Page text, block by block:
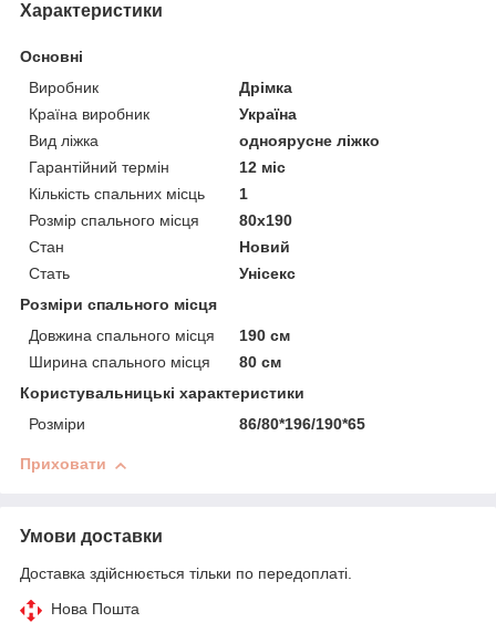
Характеристики
Основні
Виробник
Дрімка
Країна виробник
Україна
Вид ліжка
одноярусне ліжко
Гарантійний термін
12 міс
Кількість спальних місць
1
Розмір спального місця
80х190
Стан
Новий
Стать
Унісекс
Розміри спального місця
Довжина спального місця
190 см
Ширина спального місця
80 см
Користувальницькі характеристики
Розміри
86/80*196/190*65
Приховати
Умови доставки
Доставка здійснюється тільки по передоплаті.
Нова Пошта